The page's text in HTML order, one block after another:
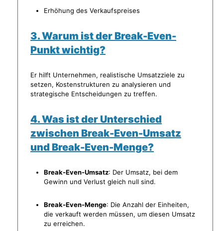
Erhöhung des Verkaufspreises
3. Warum ist der Break-Even-
Punkt wichtig?
Er hilft Unternehmen, realistische Umsatzziele zu
setzen, Kostenstrukturen zu analysieren und
strategische Entscheidungen zu treffen.
4. Was ist der Unterschied
zwischen Break-Even-Umsatz
und Break-Even-Menge?
Break-Even-Umsatz: Der Umsatz, bei dem
Gewinn und Verlust gleich null sind.
Break-Even-Menge: Die Anzahl der Einheiten,
die verkauft werden müssen, um diesen Umsatz
zu erreichen.